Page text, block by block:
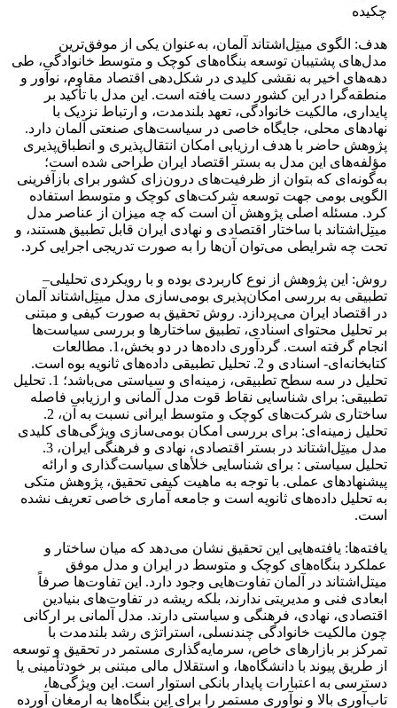
چکیده
هدف: الگوی میتِل‌اشتاند آلمان، به‌عنوان یکی از موفق‌ترین
مدل‌های پشتیبان توسعه بنگاه‌های کوچک و متوسط خانوادگی، طی
دهه‌های اخیر به نقشی کلیدی در شکل‌دهی اقتصاد مقاوم، نوآور و
منطقه‌گرا در این کشور دست یافته است. این مدل با تأکید بر
پایداری، مالکیت خانوادگی، تعهد بلندمدت، و ارتباط نزدیک با
نهادهای محلی، جایگاه خاصی در سیاست‌های صنعتی آلمان دارد.
پژوهش حاضر با هدف ارزیابی امکان انتقال‌پذیری و انطباق‌پذیری
مؤلفه‌های این مدل به بستر اقتصاد ایران طراحی شده است؛
به‌گونه‌ای که بتوان از ظرفیت‌های درون‌زای کشور برای بازآفرینی
الگویی بومی جهت توسعه شرکت‌های کوچک و متوسط استفاده
کرد. مسئله اصلی پژوهش آن است که چه میزان از عناصر مدل
میتِل‌اشتاند با ساختار اقتصادی و نهادی ایران قابل تطبیق هستند، و
تحت چه شرایطی می‌توان آن‌ها را به صورت تدریجی اجرایی کرد.
روش: این پژوهش از نوع کاربردی بوده و با رویکردی تحلیلی–
تطبیقی به بررسی امکان‌پذیری بومی‌سازی مدل میتِل‌اشتاند آلمان
در اقتصاد ایران می‌پردازد. روش تحقیق به صورت کیفی و مبتنی
بر تحلیل محتوای اسنادی، تطبیق ساختارها و بررسی سیاست‌ها
انجام گرفته است. گردآوری داده‌ها در دو بخش،1. مطالعات
کتابخانه‌ای- اسنادی و 2. تحلیل تطبیقی داده‌های ثانویه بوه است.
تحلیل در سه سطح تطبیقی، زمینه‌ای و سیاستی می‌باشد؛ 1. تحلیل
تطبیقی: برای شناسایی نقاط قوت مدل آلمانی و ارزیابی فاصله
ساختاری شرکت‌های کوچک و متوسط ایرانی نسبت به آن، 2.
تحلیل زمینه‌ای: برای بررسی امکان بومی‌سازی ویژگی‌های کلیدی
مدل میتِل‌اشتاند در بستر اقتصادی، نهادی و فرهنگی ایران، 3.
تحلیل سیاستی : برای شناسایی خلأهای سیاست‌گذاری و ارائه
پیشنهادهای عملی. با توجه به ماهیت کیفی تحقیق، پژوهش متکی
به تحلیل داده‌های ثانویه است و جامعه آماری خاصی تعریف نشده
است.
یافته‌ها: یافته‌هایی این تحقیق نشان می‌دهد که میان ساختار و
عملکرد بنگاه‌های کوچک و متوسط در ایران و مدل موفق
میتل‌اشتاند در آلمان تفاوت‌هایی وجود دارد. این تفاوت‌ها صرفاً
ابعادی فنی و مدیریتی ندارند، بلکه ریشه در تفاوت‌های بنیادین
اقتصادی، نهادی، فرهنگی و سیاستی دارند. مدل آلمانی بر ارکانی
چون مالکیت خانوادگی چندنسلی، استراتژی رشد بلندمدت با
تمرکز بر بازارهای خاص، سرمایه‌گذاری مستمر در تحقیق و توسعه
از طریق پیوند با دانشگاه‌ها، و استقلال مالی مبتنی بر خودتأمینی یا
دسترسی به اعتبارات پایدار بانکی استوار است. این ویژگی‌ها،
تاب‌آوری بالا و نوآوری مستمر را برای این بنگاه‌ها به ارمغان آورده